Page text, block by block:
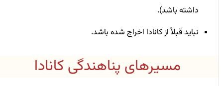
داشته باشد).
نباید قبلاً از کانادا اخراج شده باشد.
مسیرهای پناهندگی کانادا